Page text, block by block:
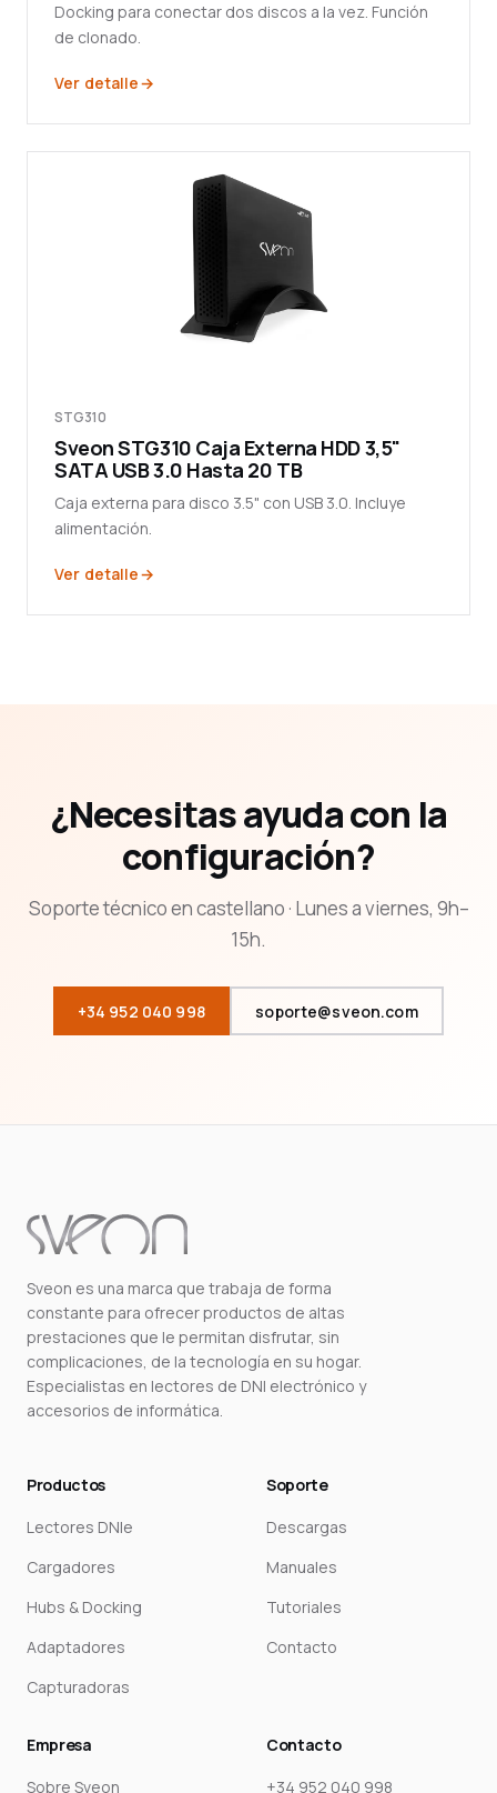
Docking para conectar dos discos a la vez. Función
de clonado.
Ver detalle
STG310
Sveon STG310 Caja Externa HDD 3,5"
SATA USB 3.0 Hasta 20 TB
Caja externa para disco 3.5" con USB 3.0. Incluye
alimentación.
Ver detalle
¿Necesitas ayuda con la
configuración?
Soporte técnico en castellano · Lunes a viernes, 9h–
15h.
+34 952 040 998 soporte@sveon.com
Sveon es una marca que trabaja de forma
constante para ofrecer productos de altas
prestaciones que le permitan disfrutar, sin
complicaciones, de la tecnología en su hogar.
Especialistas en lectores de DNI electrónico y
accesorios de informática.
Productos
Lectores DNIe
Cargadores
Hubs & Docking
Adaptadores
Capturadoras
Soporte
Descargas
Manuales
Tutoriales
Contacto
Empresa
Sobre Sveon
Contacto
+34 952 040 998